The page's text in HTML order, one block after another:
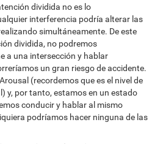
dividida no es lo
interferencia podría alterar las
simultáneamente. De este
dividida, no podremos
a una intersección y hablar
un gran riesgo de accidente.
(recordemos que es el nivel de
y, por tanto, estamos en un estado
conducir y hablar al mismo
podríamos hacer ninguna de las